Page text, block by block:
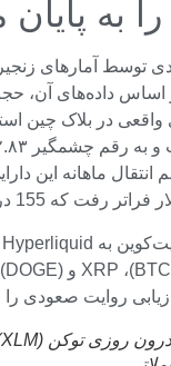
را به
توسط آمارهای
روایت صعودی